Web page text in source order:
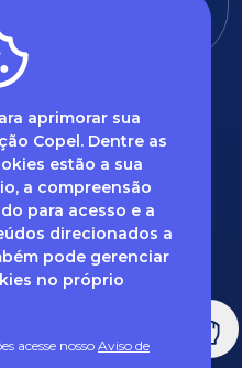
aprimorar sua
Copel. Dentre as
estão a sua
a compreensão
para acesso e a
direcionados a
pode gerenciar
no próprio
acesse nosso Aviso de